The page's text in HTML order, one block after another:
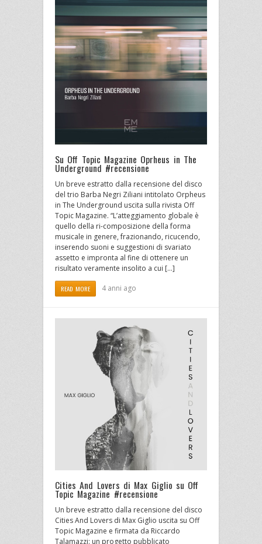
Su Off Topic Magazine Oprheus in The
Underground #recensione
Un breve estratto dalla recensione del disco
del trio Barba Negri Ziliani intitolato Orpheus
in The Underground uscita sulla rivista Off
Topic Magazine. “L’atteggiamento globale è
quello della ri-composizione della forma
musicale in genere, frazionando, ricucendo,
inserendo suoni e suggestioni di svariato
assetto e impronta al fine di ottenere un
risultato veramente insolito a cui […]
READ MORE 4 anni ago
Cities And Lovers di Max Giglio su Off
Topic Magazine #recensione
Un breve estratto dalla recensione del disco
Cities And Lovers di Max Giglio uscita su Off
Topic Magazine e firmata da Riccardo
Talamazzi: un progetto pubblicato